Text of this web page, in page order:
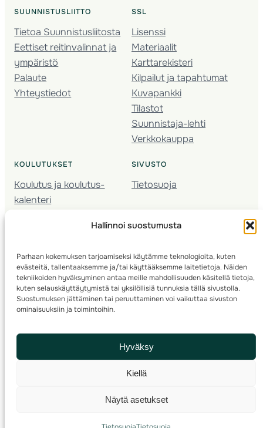
Hallinnoi suostumusta
Parhaan kokemuksen tarjoamiseksi käytämme teknologioita, kuten
evästeitä, tallentaaksemme ja/tai käyttääksemme laitetietoja. Näiden
tekniikoiden hyväksyminen antaa meille mahdollisuuden käsitellä tietoja,
kuten selauskäyttäytymistä tai yksilöllisiä tunnuksia tällä sivustolla.
Suostumuksen jättäminen tai peruuttaminen voi vaikuttaa sivuston
ominaisuuksiin ja toimintoihin.
Hyväksy
Kiellä
Näytä asetukset
SUUNNISTUSLIITTO
Tietoa Suunnistusliitosta
Eettiset reitinvalinnat ja
ympäristö
Palaute
Yhteystiedot
SSL
Lisenssi
Materiaalit
Karttarekisteri
Kilpailut ja tapahtumat
Kuvapankki
Tilastot
Suunnistaja-lehti
Verkkokauppa
KOULUTUKSET
Koulutus ja koulutus­
kalenteri
Seura­kehittäminen
Kartoitus
Ratamestari
SIVUSTO
Tietosuoja
© 2025 ·Suomen Suunnistusliitto· Valimotie 10, 00380 Helsinki, Finland
info(a)suunnistusliitto.fi,Rastilipun asiat: rastilippu(a)suunnistusliitto.fi
Kilpailut ja kuntorastit – Rastilippu:::Rastilipun ohjeet